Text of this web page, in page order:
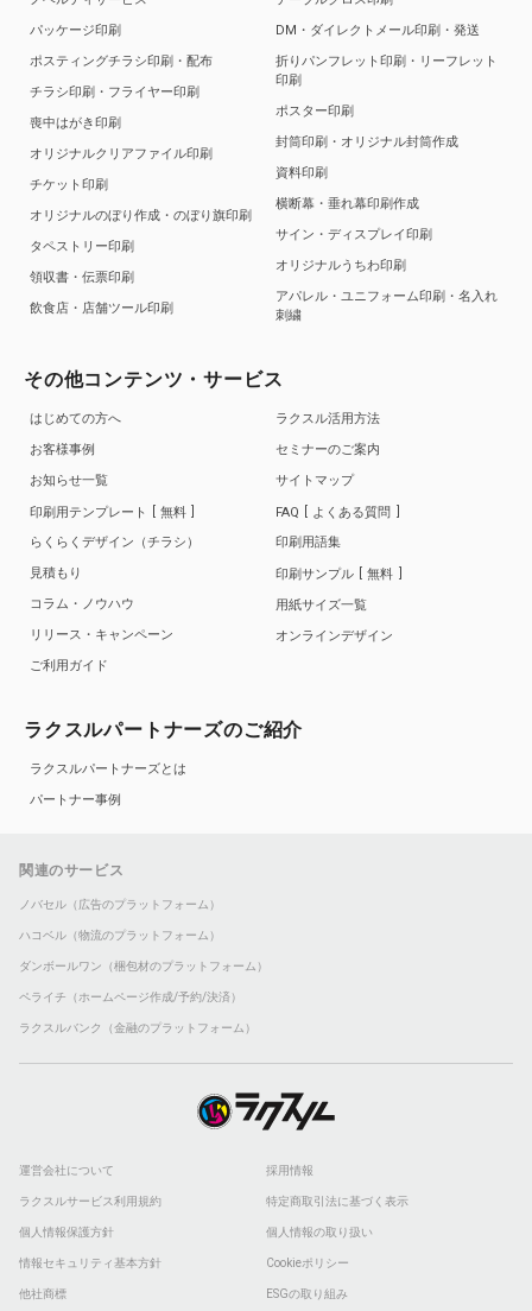
パッケージ印刷
ポスティングチラシ印刷・配布
チラシ印刷・フライヤー印刷
喪中はがき印刷
オリジナルクリアファイル印刷
チケット印刷
オリジナルのぼり作成・のぼり旗印刷
タペストリー印刷
領収書・伝票印刷
飲食店・店舗ツール印刷
DM・ダイレクトメール印刷・発送
折りパンフレット印刷・リーフレット
印刷
ポスター印刷
封筒印刷・オリジナル封筒作成
資料印刷
横断幕・垂れ幕印刷作成
サイン・ディスプレイ印刷
オリジナルうちわ印刷
アパレル・ユニフォーム印刷・名入れ
刺繍
その他コンテンツ・サービス
はじめての方へ
お客様事例
お知らせ一覧
印刷用テンプレート
無料
らくらくデザイン（チラシ）
見積もり
コラム・ノウハウ
リリース・キャンペーン
ご利用ガイド
ラクスル活用方法
セミナーのご案内
サイトマップ
FAQ
よくある質問
印刷用語集
印刷サンプル
無料
用紙サイズ一覧
オンラインデザイン
ラクスルパートナーズのご紹介
ラクスルパートナーズとは
パートナー事例
関連のサービス
ノバセル（広告のプラットフォーム）
ハコベル（物流のプラットフォーム）
ダンボールワン（梱包材のプラットフォーム）
ペライチ（ホームページ作成/予約/決済）
ラクスルバンク（金融のプラットフォーム）
運営会社について 採用情報
ラクスルサービス利用規約 特定商取引法に基づく表示
個人情報保護方針 個人情報の取り扱い
情報セキュリティ基本方針 Cookieポリシー
他社商標 ESGの取り組み